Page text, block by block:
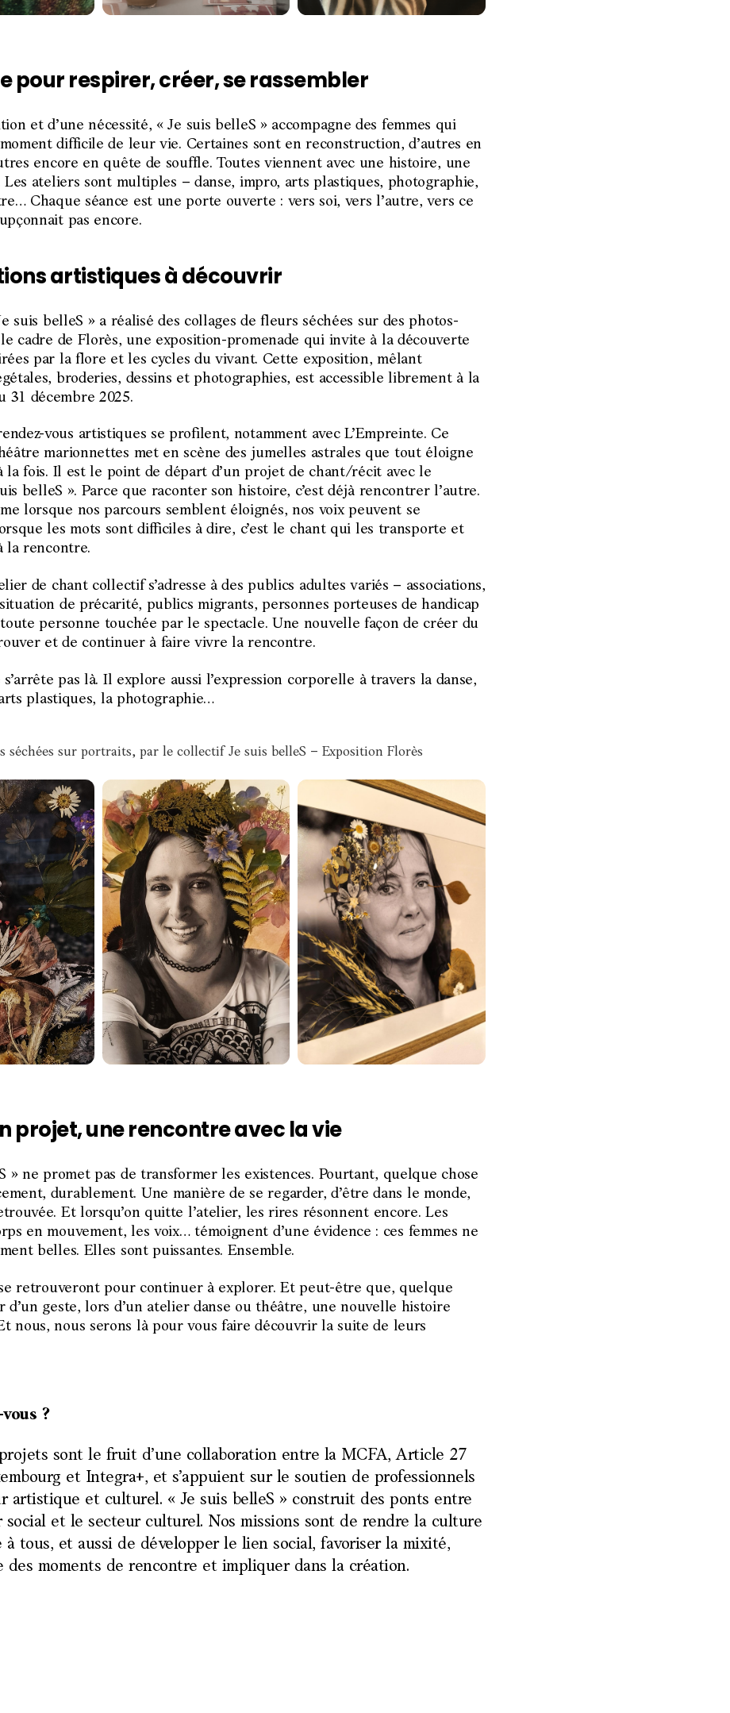
pour respirer, créer, se rassembler
et d’une nécessité, « Je suis belleS » accompagne des femmes qui
difficile de leur vie. Certaines sont en reconstruction, d’autres en
encore en quête de souffle. Toutes viennent avec une histoire, une
Les ateliers sont multiples – danse, impro, arts plastiques, photographie,
Chaque séance est une porte ouverte : vers soi, vers l’autre, vers ce
pas encore.
artistiques à découvrir
suis belleS » a réalisé des collages de fleurs séchées sur des photos-
cadre de Florès, une exposition-promenade qui invite à la découverte
par la flore et les cycles du vivant. Cette exposition, mêlant
broderies, dessins et photographies, est accessible librement à la
31 décembre 2025.
vous artistiques se profilent, notamment avec L’Empreinte. Ce
marionnettes met en scène des jumelles astrales que tout éloigne
la fois. Il est le point de départ d’un projet de chant/récit avec le
belleS ». Parce que raconter son histoire, c’est déjà rencontrer l’autre.
lorsque nos parcours semblent éloignés, nos voix peuvent se
les mots sont difficiles à dire, c’est le chant qui les transporte et
la rencontre.
de chant collectif s’adresse à des publics adultes variés – associations,
de précarité, publics migrants, personnes porteuses de handicap
toute personne touchée par le spectacle. Une nouvelle façon de créer du
et de continuer à faire vivre la rencontre.
pas là. Il explore aussi l’expression corporelle à travers la danse,
plastiques, la photographie…
séchées sur portraits, par le collectif Je suis belleS – Exposition Florès
projet, une rencontre avec la vie
» ne promet pas de transformer les existences. Pourtant, quelque chose
durablement. Une manière de se regarder, d’être dans le monde,
Et lorsqu’on quitte l’atelier, les rires résonnent encore. Les
en mouvement, les voix… témoignent d’une évidence : ces femmes ne
belles. Elles sont puissantes. Ensemble.
retrouveront pour continuer à explorer. Et peut-être que, quelque
d’un geste, lors d’un atelier danse ou théâtre, une nouvelle histoire
nous, nous serons là pour vous faire découvrir la suite de leurs
?
sont le fruit d’une collaboration entre la MCFA, Article 27
et Integra+, et s’appuient sur le soutien de professionnels
artistique et culturel. « Je suis belleS » construit des ponts entre
social et le secteur culturel. Nos missions sont de rendre la culture
à tous, et aussi de développer le lien social, favoriser la mixité,
des moments de rencontre et impliquer dans la création.